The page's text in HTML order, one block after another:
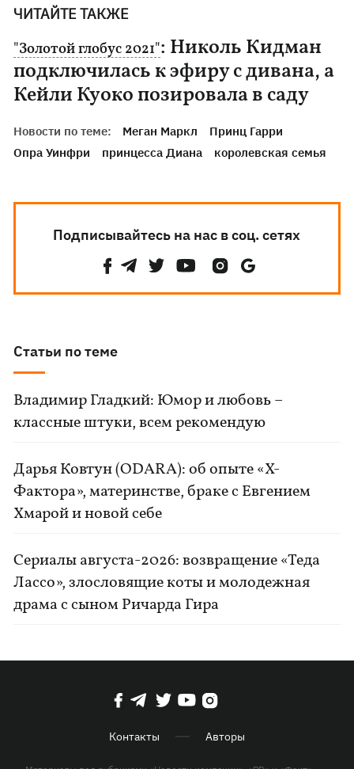
ЧИТАЙТЕ ТАКЖЕ
"Золотой глобус 2021": Николь Кидман
подключилась к эфиру с дивана, а
Кейли Куоко позировала в саду
Новости по теме: Меган Маркл
Принц Гарри
Опра Уинфри
принцесса Диана королевская семья
Подписывайтесь на нас в соц. сетях
Статьи по теме
Владимир Гладкий: Юмор и любовь –
классные штуки, всем рекомендую
Дарья Ковтун (ODARA): об опыте «Х-
Фактора», материнстве, браке с Евгением
Хмарой и новой себе
Сериалы августа-2026: возвращение «Теда
Лассо», злословящие коты и молодежная
драма с сыном Ричарда Гира
Контакты Авторы